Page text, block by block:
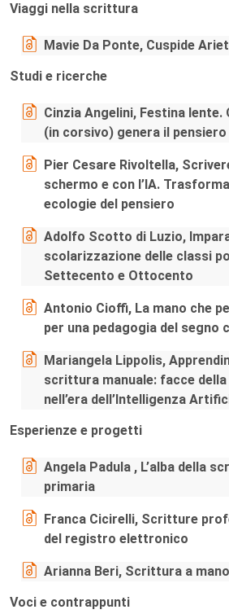
Viaggi nella scrittura
Mavie Da Ponte, Cuspide
Studi e ricerche
Cinzia Angelini, Festina
(in corsivo) genera il pensiero
Pier Cesare Rivoltella,
schermo e con l’IA.
ecologie del pensiero
Adolfo Scotto di Luzio,
scolarizzazione delle classi
Settecento e Ottocento
Antonio Cioffi, La mano che
per una pedagogia del segno
Mariangela Lippolis,
scrittura manuale: facce
nell’era dell’Intelligenza
Esperienze e progetti
Angela Padula , L’alba della
primaria
Franca Cicirelli, Scritture
del registro elettronico
Arianna Beri, Scrittura a
Voci e contrappunti